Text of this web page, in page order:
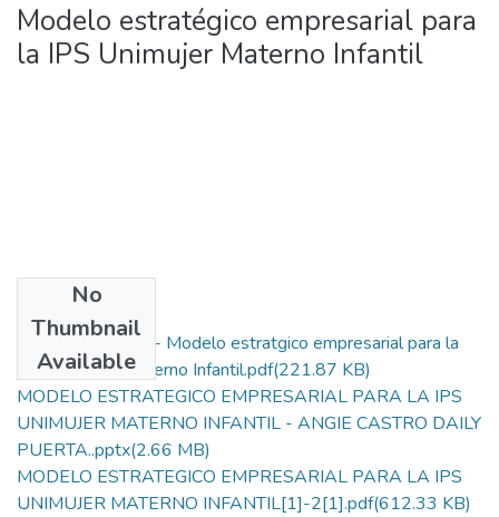
Modelo estratégico empresarial para
la IPS Unimujer Materno Infantil
No
Thumbnail
Available
Articulo cientifico - Modelo estratgico empresarial para la
IPS Unimujer Materno Infantil.pdf(221.87 KB)
MODELO ESTRATEGICO EMPRESARIAL PARA LA IPS
UNIMUJER MATERNO INFANTIL - ANGIE CASTRO DAILY
PUERTA..pptx(2.66 MB)
MODELO ESTRATEGICO EMPRESARIAL PARA LA IPS
UNIMUJER MATERNO INFANTIL[1]-2[1].pdf(612.33 KB)